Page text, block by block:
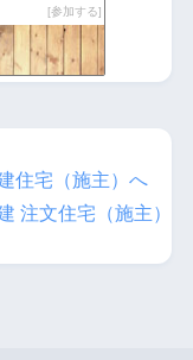
参加する